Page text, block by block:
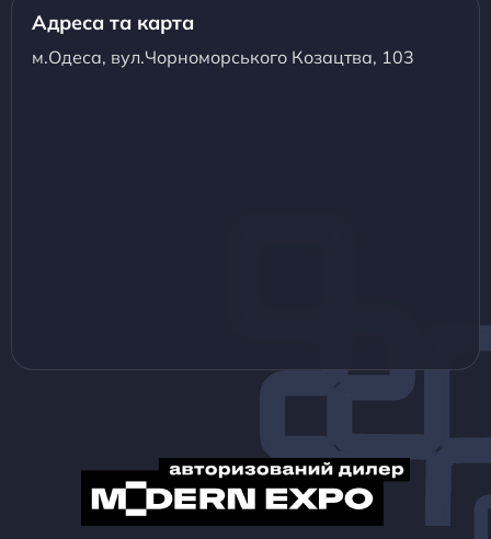
Адреса та карта
м.Одеса, вул.Чорноморського Козацтва, 103